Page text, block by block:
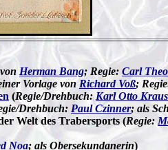
Herman Bang; Regie: Carl
Vorlage vonRichard Voß;
(Regie/Drehbuch: Karl Otto
Drehbuch: Paul Czinner; als
Welt des Trabersports (Regie:
Noa; als Obersekundanerin)